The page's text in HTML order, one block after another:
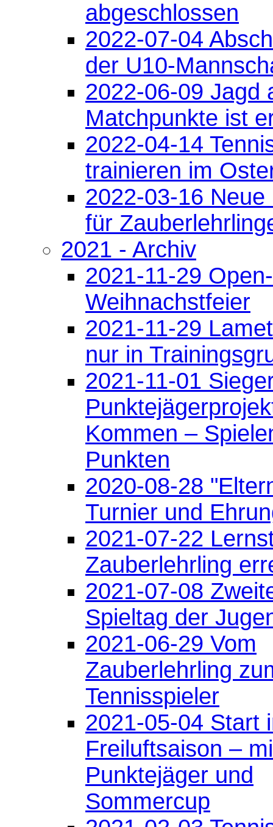
abgeschlossen
2022-07-04
der U10-
2022-06-09 Jagd
Matchpunkte ist
2022-04-14
trainieren im
2022-03-16 Neue
für
2021 - Archiv
2021-11-29
Weihnachstfeier
2021-11-29
nur in
2021-11-01
Kommen –
Punkten
2020-08-28
Turnier und
2021-07-22
Zauberlehrling
2021-07-08
Spieltag der
2021-06-29 Vom
Zauberlehrling
Tennisspieler
2021-05-04 Start
Freiluftsaison –
Punktejäger und
Sommercup